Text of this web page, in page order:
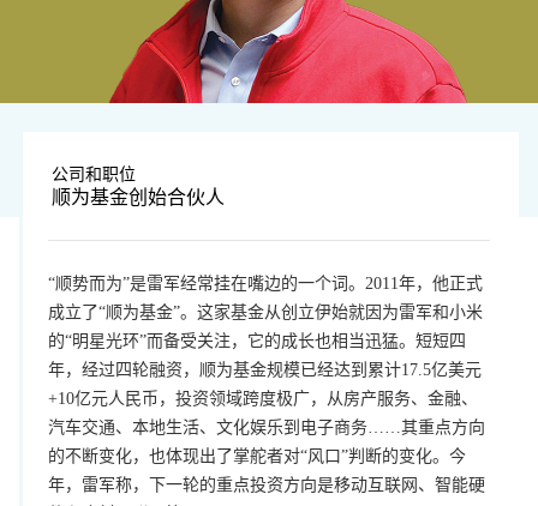
公司和职位
顺为基金创始合伙人
“顺势而为”是雷军经常挂在嘴边的一个词。2011年，他正式
成立了“顺为基金”。这家基金从创立伊始就因为雷军和小米
的“明星光环”而备受关注，它的成长也相当迅猛。短短四
年，经过四轮融资，顺为基金规模已经达到累计17.5亿美元
+10亿元人民币，投资领域跨度极广，从房产服务、金融、
汽车交通、本地生活、文化娱乐到电子商务……其重点方向
的不断变化，也体现出了掌舵者对“风口”判断的变化。今
年，雷军称，下一轮的重点投资方向是移动互联网、智能硬